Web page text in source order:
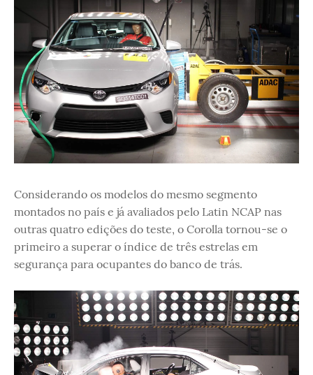
Considerando os modelos do mesmo segmento
montados no país e já avaliados pelo Latin NCAP nas
outras quatro edições do teste, o Corolla tornou-se o
primeiro a superar o índice de três estrelas em
segurança para ocupantes do banco de trás.